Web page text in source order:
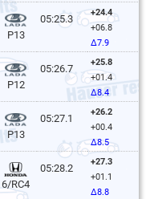
P13
05:25.3
+24.4
+06.8
Δ7.9
P12
05:26.7
+25.8
+01.4
Δ8.4
P13
05:27.1
+26.2
+00.4
Δ8.5
6/RC4
05:28.2
+27.3
+01.1
Δ8.8